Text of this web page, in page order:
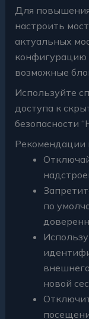
Для
настроить
актуальных
конфигурацию
возможные
Используйте
доступа к
безопасности
Рекомендации
по
новой